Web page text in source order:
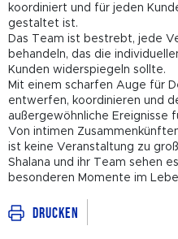
koordiniert und für jeden
gestaltet ist.
Das Team ist bestrebt, jede
behandeln, das die
Kunden widerspiegeln sollte.
Mit einem scharfen Auge für
entwerfen, koordinieren und
außergewöhnliche Ereignisse
Von intimen
ist keine Veranstaltung zu
Shalana und ihr Team sehen
besonderen Momente im
Drucken